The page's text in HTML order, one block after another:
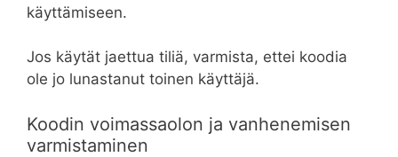
käyttämiseen.
Jos käytät jaettua tiliä, varmista, ettei koodia
ole jo lunastanut toinen käyttäjä.
Koodin voimassaolon ja vanhenemisen
varmistaminen